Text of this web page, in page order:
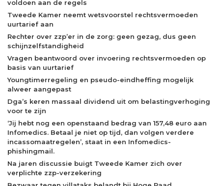
voldoen aan de regels
Tweede Kamer neemt wetsvoorstel rechtsvermoeden
uurtarief aan
Rechter over zzp’er in de zorg: geen gezag, dus geen
schijnzelfstandigheid
Vragen beantwoord over invoering rechtsvermoeden op
basis van uurtarief
Youngtimerregeling en pseudo-eindheffing mogelijk
alweer aangepast
Dga’s keren massaal dividend uit om belastingverhoging
voor te zijn
‘Jij hebt nog een openstaand bedrag van 157,48 euro aan
Infomedics. Betaal je niet op tijd, dan volgen verdere
incassomaatregelen’, staat in een Infomedics-
phishingmail.
Na jaren discussie buigt Tweede Kamer zich over
verplichte zzp-verzekering